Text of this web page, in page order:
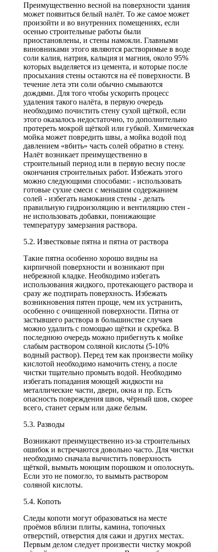
Преимущественно весной на поверхности здания
может появиться белый налёт. То же самое может
произойти и во внутренних помещениях, если
осенью строительные работы были
приостановлены, и стены намокли. Главными
виновниками этого являются растворимые в воде
соли калия, натрия, кальция и магния, около 95%
которых выделяется из цемента, и которые после
просыхания стены остаются на её поверхности. В
течение лета эти соли обычно смываются
дождями. Для того чтобы ускорить процесс
удаления такого налёта, в первую очередь
необходимо почистить стену сухой щёткой, если
этого оказалось недостаточно, то дополнительно
протереть мокрой щёткой или губкой. Химическая
мойка может повредить швы, а мойка водой под
давлением «вбить» часть солей обратно в стену.
Налёт возникает преимущественно в
строительный период или в первую весну после
окончания строительных работ. Избежать этого
можно следующими способами: - использовать
готовые сухие смеси с меньшим содержанием
солей - избегать намокания стены - делать
правильную гидроизоляцию и вентиляцию стен -
не использовать добавки, понижающие
температуру замерзания раствора.
5.2. Известковые пятна и пятна от раствора
Такие пятна особенно хорошо видны на
кирпичной поверхности и возникают при
небрежной кладке. Необходимо избегать
использования жидкого, протекающего раствора и
сразу же подтирать поверхность. Избежать
возникновения пятен проще, чем их устранить,
особенно с очищенной поверхности. Пятна от
застывшего раствора в большинстве случаев
можно удалить с помощью щётки и скребка. В
последнюю очередь можно прибегнуть к мойке
слабым раствором соляной кислоты (5-10%
водный раствор). Перед тем как произвести мойку
кислотой необходимо намочить стену, а после
чистки тщательно промыть водой. Необходимо
избегать попадания моющей жидкости на
металлические части, двери, окна и пр. Есть
опасность повреждения швов, чёрный шов, скорее
всего, станет серым или даже белым.
5.3. Разводы
Возникают преимущественно из-за строительных
ошибок и встречаются довольно часто. Для чистки
необходимо сначала вычистить поверхность
щёткой, вымыть моющим порошком и ополоснуть.
Если это не помогло, то вымыть раствором
соляной кислоты.
5.4. Копоть
Следы копоти могут образоваться на месте
проёмов вблизи плиты, камина, топочных
отверстий, отверстия для сажи и других местах.
Первым делом следует произвести чистку мокрой